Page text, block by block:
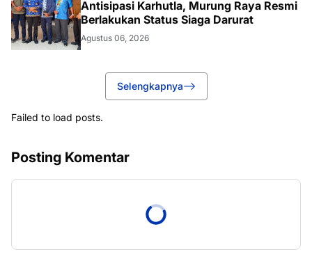
Antisipasi Karhutla, Murung Raya Resmi
Berlakukan Status Siaga Darurat
Agustus 06, 2026
Selengkapnya
Failed to load posts.
Posting Komentar